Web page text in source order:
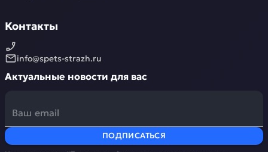
Контакты
info@spets-strazh.ru
Актуальные новости для вас
ПОДПИСАТЬСЯ